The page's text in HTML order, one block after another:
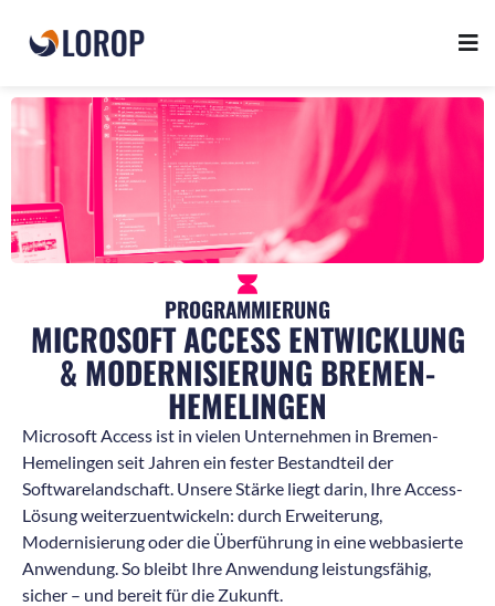
PROGRAMMIERUNG
MICROSOFT ACCESS ENTWICKLUNG
& MODERNISIERUNG BREMEN-
HEMELINGEN
Microsoft Access ist in vielen Unternehmen in Bremen-
Hemelingen seit Jahren ein fester Bestandteil der
Softwarelandschaft. Unsere Stärke liegt darin, Ihre Access-
Lösung weiterzuentwickeln: durch Erweiterung,
Modernisierung oder die Überführung in eine webbasierte
Anwendung. So bleibt Ihre Anwendung leistungsfähig,
sicher – und bereit für die Zukunft.